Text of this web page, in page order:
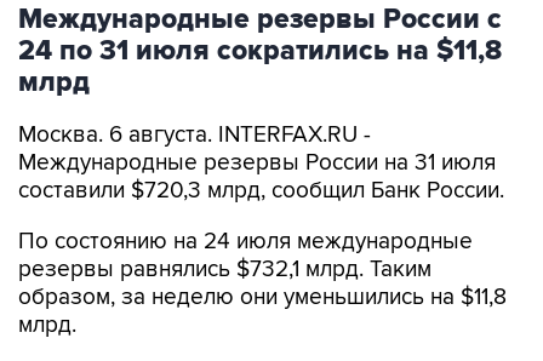
Международные резервы России с
24 по 31 июля сократились на $11,8
млрд
Москва. 6 августа. INTERFAX.RU -
Международные резервы России на 31 июля
составили $720,3 млрд, сообщил Банк России.
По состоянию на 24 июля международные
резервы равнялись $732,1 млрд. Таким
образом, за неделю они уменьшились на $11,8
млрд.